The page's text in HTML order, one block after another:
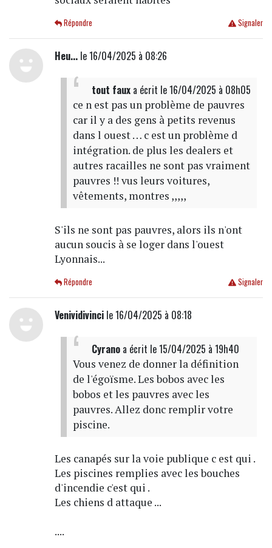
Signaler
Répondre
Heu...le 16/04/2025 à 08:26
tout fauxa écrit le 16/04/2025 à 08h05
ce n est pas un problème de pauvres
car il y a des gens à petits revenus
dans l ouest … c est un problème d
intégration. de plus les dealers et
autres racailles ne sont pas vraiment
pauvres !! vus leurs voitures,
vêtements, montres ,,,,,
S'ils ne sont pas pauvres, alors ils n'ont
aucun soucis à se loger dans l'ouest
Lyonnais...
Signaler
Répondre
Venividivincile 16/04/2025 à 08:18
Cyranoa écrit le 15/04/2025 à 19h40
Vous venez de donner la définition
de l'égoïsme. Les bobos avec les
bobos et les pauvres avec les
pauvres. Allez donc remplir votre
piscine.
Les canapés sur la voie publique c est qui .
Les piscines remplies avec les bouches
d'incendie c'est qui .
Les chiens d attaque ...
....